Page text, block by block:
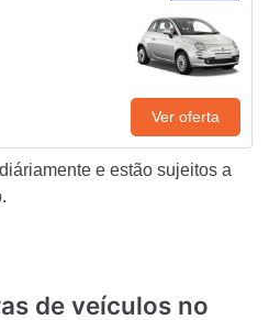
Ver oferta
e estão sujeitos a
de veículos no